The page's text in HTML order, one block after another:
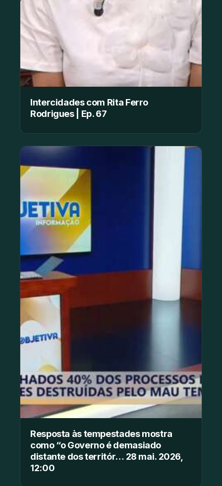
Intercidades com Rita Ferro
Rodrigues | Ep. 67
Resposta às tempestades mostra
como “o Governo é demasiado
distante dos territór… 28 mai. 2026,
12:00